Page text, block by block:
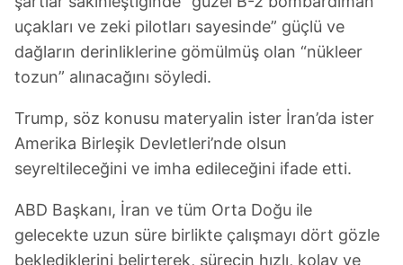
uçakları ve zeki pilotları sayesinde” güçlü ve
dağların derinliklerine gömülmüş olan “nükleer
tozun” alınacağını söyledi.
Trump, söz konusu materyalin ister İran’da ister
Amerika Birleşik Devletleri’nde olsun
seyreltileceğini ve imha edileceğini ifade etti.
ABD Başkanı, İran ve tüm Orta Doğu ile
gelecekte uzun süre birlikte çalışmayı dört gözle
beklediklerini belirterek, sürecin hızlı, kolay ve